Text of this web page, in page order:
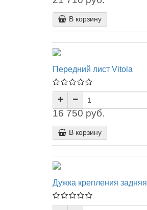
В корзину
Передний лист Vitola
16 750 руб.
В корзину
Дужка крепления задняя